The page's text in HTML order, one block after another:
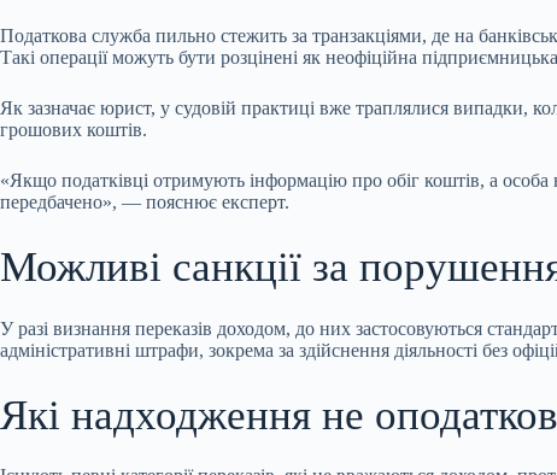
Податкова служба пильно стежить за транзакціями, де на
Такі операції можуть бути розцінені як неофіційна
Як зазначає юрист, у судовій практиці вже траплялися випадки,
грошових коштів.
«Якщо податківці отримують інформацію про обіг коштів, а
передбачено», — пояснює експерт.
Можливі санкції за
У разі визнання переказів доходом, до них застосовуються
адміністративні штрафи, зокрема за здійснення діяльності без
Які надходження не